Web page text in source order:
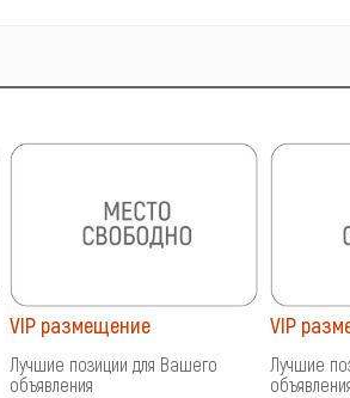
VIP размещение
Лучшие позиции для Вашего
объявления
VIP
Лучшие